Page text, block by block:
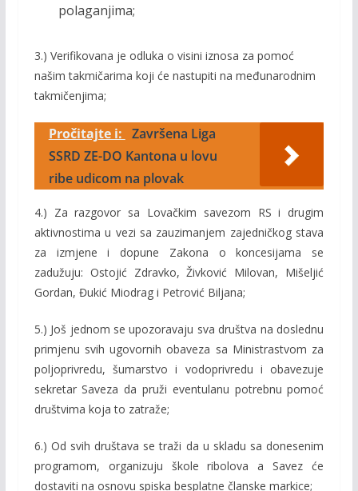
polaganjima;
3.) Verifikovana je odluka o visini iznosa za pomoć
našim takmičarima koji će nastupiti na međunarodnim
takmičenjima;
Pročitajte i: Završena Liga
SSRD ZE-DO Kantona u lovu
ribe udicom na plovak
4.) Za razgovor sa Lovačkim savezom RS i drugim
aktivnostima u vezi sa zauzimanjem zajedničkog stava
za izmjene i dopune Zakona o koncesijama se
zadužuju: Ostojić Zdravko, Živković Milovan, Mišeljić
Gordan, Đukić Miodrag i Petrović Biljana;
5.) Još jednom se upozoravaju sva društva na doslednu
primjenu svih ugovornih obaveza sa Ministrastvom za
poljoprivredu, šumarstvo i vodoprivredu i obavezuje
sekretar Saveza da pruži eventulanu potrebnu pomoć
društvima koja to zatraže;
6.) Od svih društava se traži da u skladu sa donesenim
programom, organizuju škole ribolova a Savez će
dostaviti na osnovu spiska besplatne članske markice;